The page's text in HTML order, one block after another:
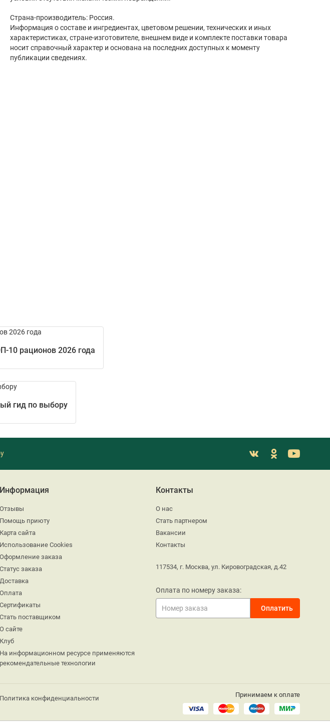
Страна-производитель: Россия.
Информация о составе и ингредиентах, цветовом решении, технических и иных
характеристиках, стране-изготовителе, внешнем виде и комплекте поставки товара
носит справочный характер и основана на последних доступных к моменту
публикации сведениях.
10 рационов 2026 года
гид по выбору
Информация
Отзывы
Помощь приюту
Карта сайта
Использование Cookies
Оформление заказа
Статус заказа
Доставка
Оплата
Сертификаты
Стать поставщиком
О сайте
Клуб
На информационном ресурсе применяются
рекомендательные технологии
Контакты
О нас
Стать партнером
Вакансии
Контакты
117534, г. Москва, ул. Кировоградская, д.42
Оплата по номеру заказа:
Политика конфиденциальности Принимаем к оплате